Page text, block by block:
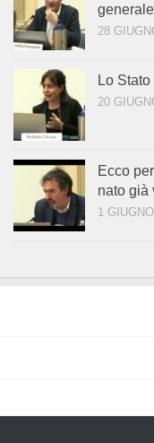
generale
28
Lo
20
Ecco
nato già
1